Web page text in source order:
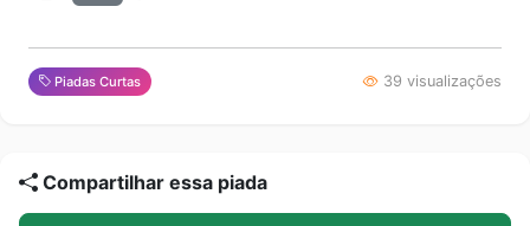
Piadas Curtas 39 visualizações
Compartilhar essa piada